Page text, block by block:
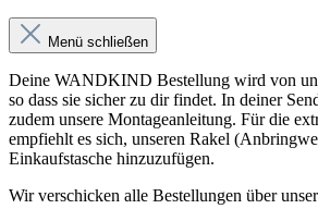
Menü schließen
Deine WANDKIND Bestellung wird von
so dass sie sicher zu dir findet. In deiner
zudem unsere Montageanleitung. Für die
empfiehlt es sich, unseren Rakel
Einkaufstasche hinzuzufügen.
Wir verschicken alle Bestellungen über